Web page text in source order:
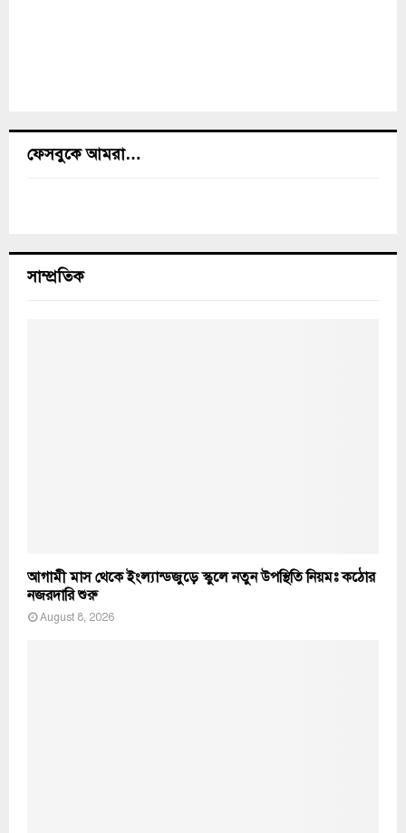
ফেসবুকে আমরা…
সাম্প্রতিক
আগামী মাস থেকে ইংল্যান্ডজুড়ে স্কুলে নতুন উপস্থিতি নিয়মঃ কঠোর
নজরদারি শুরু
August 8, 2026